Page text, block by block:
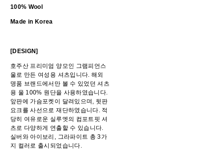
100% Wool
Made in Korea
[DESIGN]
호주산 프리미엄 양모인 그램피언스
울로 만든 여성용 셔츠입니다. 해외
명품 브랜드에서만 볼 수 있었던 셔츠
용 울 100% 원단을 사용하였습니다.
앞판에 가슴포켓이 달려있으며, 뒷판
요크를 사선으로 재단하였습니다. 적
당히 여유로운 실루엣의 컴포트핏 셔
츠로 다양하게 연출할 수 있습니다.
실버와 아이보리, 그라파이트 총 3가
지 컬러로 출시되었습니다.